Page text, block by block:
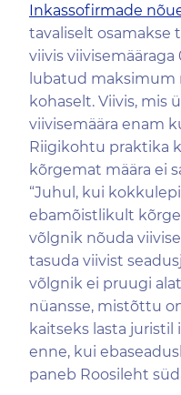
Inkassofirmade
tavaliselt osamakse
viivis viivisemääraga
lubatud maksimum
kohaselt. Viivis, mis
viivisemäära enam
Riigikohtu praktika
kõrgemat määra ei
“Juhul, kui
ebamõistlikult
võlgnik nõuda
tasuda viivist
võlgnik ei pruugi
nüansse, mistõttu
kaitseks lasta juristil
enne, kui
paneb Roosileht